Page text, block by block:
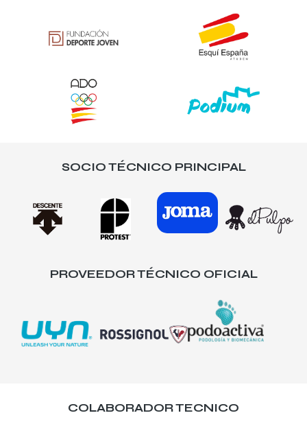
SOCIO TÉCNICO PRINCIPAL
PROVEEDOR TÉCNICO OFICIAL
COLABORADOR TECNICO